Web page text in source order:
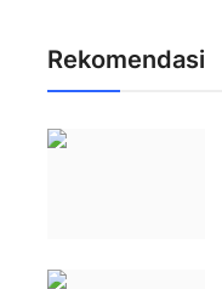
Rekomendasi